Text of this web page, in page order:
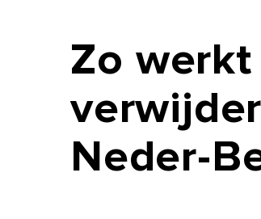
Zo werkt
Neder-